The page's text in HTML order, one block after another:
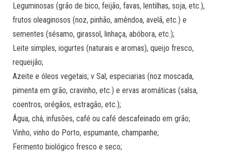
Leguminosas (grão de bico, feijão, favas, lentilhas, soja, etc.),
frutos oleaginosos (noz, pinhão, amêndoa, avelã, etc.) e
sementes (sésamo, girassol, linhaça, abóbora, etc.);
Leite simples, iogurtes (naturais e aromas), queijo fresco,
requeijão;
Azeite e óleos vegetais; v Sal, especiarias (noz moscada,
pimenta em grão, cravinho, etc.) e ervas aromáticas (salsa,
coentros, orégãos, estragão, etc.);
Água, chá, infusões, café ou café descafeinado em grão;
Vinho, vinho do Porto, espumante, champanhe;
Fermento biológico fresco e seco;